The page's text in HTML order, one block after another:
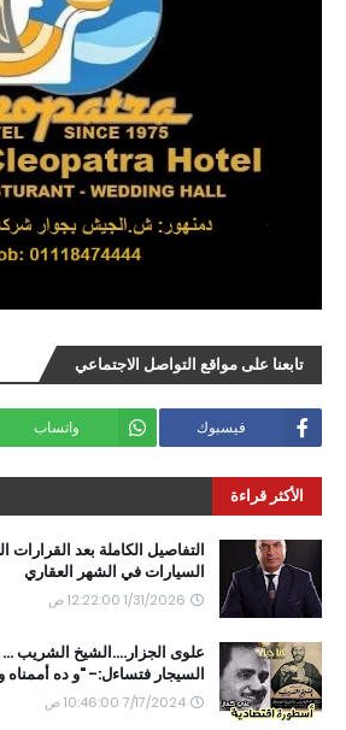
تابعنا على مواقع التواصل الاجتماعي
فيسبوك واتساب
الأكثر قراءة
التفاصيل الكاملة بعد
السيارات في الشهر العقاري
1/31/2026 12:22:00 ص
علوى الجزار....الشيخ الشريب
السيجار فتساءل:- "و ده أممناه
7/17/2024 10:46:00 ص